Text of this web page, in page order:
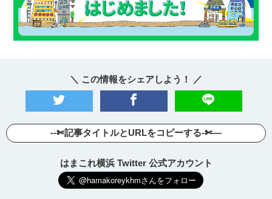
＼ この情報をシェアしよう！ ／
--✄記事タイトルとURLをコピーする-✄—
はまこれ横浜 Twitter 公式アカウント